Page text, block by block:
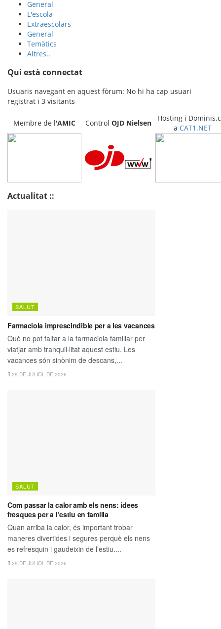
General
L'escola
Extraescolars
General
Temàtics
Altres..
Qui està connectat
Usuaris navegant en aquest fòrum: No hi ha cap usuari
registrat i 3 visitants
Membre de l'AMIC Control OJD Nielsen
Hosting i
a CAT1.NET
Actualitat ::